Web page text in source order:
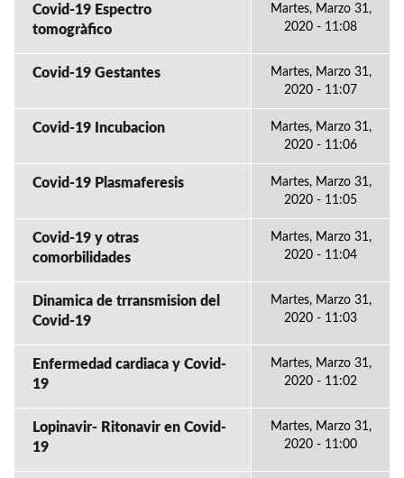
Covid-19 Espectro
tomogràfico
Martes, Marzo 31,
2020 - 11:08
Covid-19 Gestantes
Martes, Marzo 31,
2020 - 11:07
Covid-19 Incubacion
Martes, Marzo 31,
2020 - 11:06
Covid-19 Plasmaferesis
Martes, Marzo 31,
2020 - 11:05
Covid-19 y otras
comorbilidades
Martes, Marzo 31,
2020 - 11:04
Dinamica de trransmision del
Covid-19
Martes, Marzo 31,
2020 - 11:03
Enfermedad cardiaca y Covid-
19
Martes, Marzo 31,
2020 - 11:02
Lopinavir- Ritonavir en Covid-
19
Martes, Marzo 31,
2020 - 11:00